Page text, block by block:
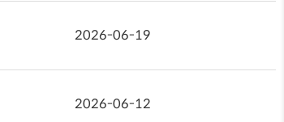
2026-06-19
2026-06-12